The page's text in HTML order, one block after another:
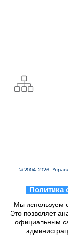
© 2004-2026.
Политика
Мы используем
Это позволяет
официальным